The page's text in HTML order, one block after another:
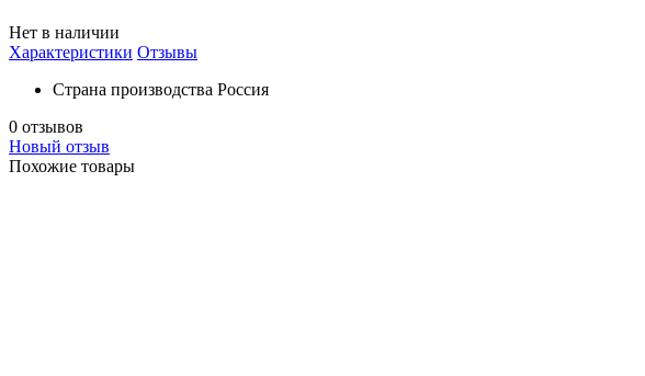
Нет в наличии
Характеристики Отзывы
Страна производства Россия
0 отзывов
Новый отзыв
Похожие товары